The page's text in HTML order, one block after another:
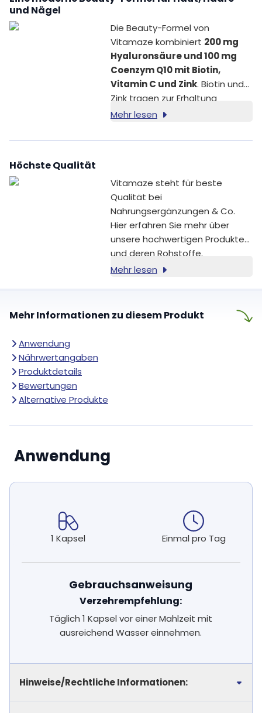
und Nägel
Die Beauty-Formel von
Vitamaze kombiniert 200 mg
Hyaluronsäure und 100 mg
Coenzym Q10 mit Biotin,
Vitamin C und Zink. Biotin und
Zink tragen zur Erhaltung
normaler Haut und normaler
zusätzlich zur Erhaltung
Mehr lesen
Höchste Qualität
Vitamaze steht für beste
Qualität bei
Nahrungsergänzungen & Co.
Hier erfahren Sie mehr über
unsere hochwertigen Produkte
und deren Rohstoffe.
Mehr lesen
Mehr Informationen zu diesem Produkt
Anwendung
Nährwertangaben
Produktdetails
Bewertungen
Alternative Produkte
Anwendung
1 Kapsel Einmal pro Tag
Gebrauchsanweisung
Verzehrempfehlung:
Täglich 1 Kapsel vor einer Mahlzeit mit
ausreichend Wasser einnehmen.
Hinweise/Rechtliche Informationen: